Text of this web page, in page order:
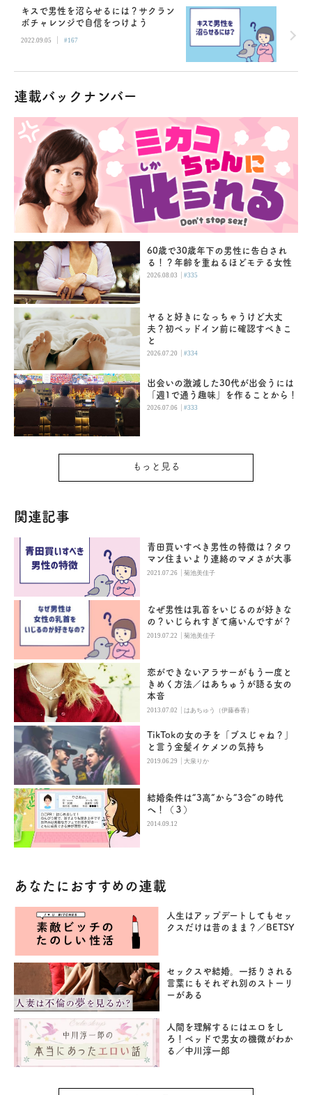
キスで男性を沼らせるには？サクラン
ボチャレンジで自信をつけよう
2022.09.05 | #167
連載バックナンバー
60歳で30歳年下の男性に告白され
る！？年齢を重ねるほどモテる女性
2026.08.03 |#335
ヤると好きになっちゃうけど大丈
夫？初ベッドイン前に確認すべきこ
と
2026.07.20 |#334
出会いの激減した30代が出会うには
「週1で通う趣味」を作ることから！
2026.07.06 |#333
もっと見る
関連記事
青田買いすべき男性の特徴は？タワ
マン住まいより連絡のマメさが大事
2021.07.26 |菊池美佳子
なぜ男性は乳首をいじるのが好きな
の？いじられすぎて痛いんですが？
2019.07.22 |菊池美佳子
恋ができないアラサーがもう一度と
きめく方法／はあちゅうが語る女の
本音
2013.07.02 |はあちゅう（伊藤春香）
TikTokの女の子を「ブスじゃね？」
と言う金髪イケメンの気持ち
2019.06.29 |大泉りか
結婚条件は“3高”から“3合”の時代
へ！（３）
2014.09.12
あなたにおすすめの連載
人生はアップデートしてもセッ
クスだけは昔のまま？／BETSY
セックスや結婚。一括りされる
言葉にもそれぞれ別のストーリ
ーがある
人間を理解するにはエロをし
ろ！ベッドで男女の機微がわか
る／中川淳一郎